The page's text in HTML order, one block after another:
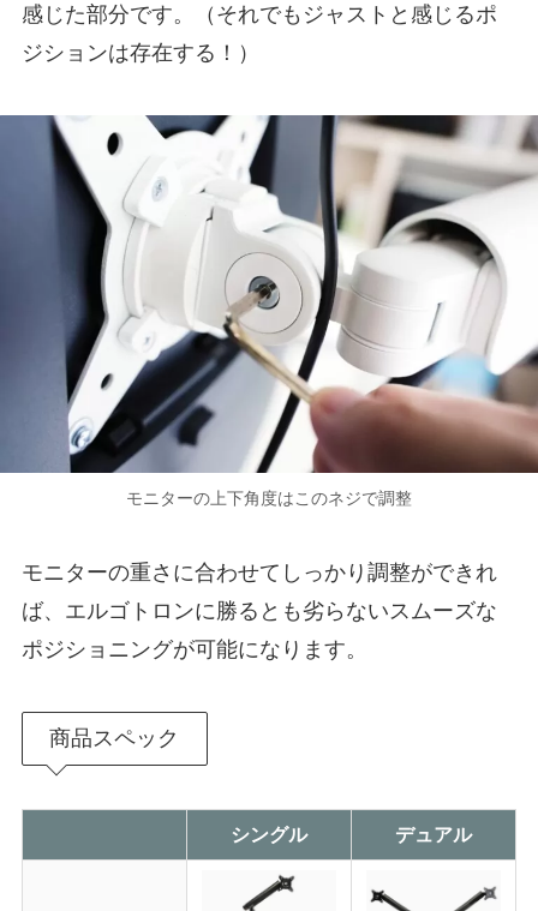
感じた部分です。（それでもジャストと感じるポ
ジションは存在する！）
モニターの上下角度はこのネジで調整
モニターの重さに合わせてしっかり調整ができれ
ば、エルゴトロンに勝るとも劣らないスムーズな
ポジショニングが可能になります。
商品スペック
シングル デュアル